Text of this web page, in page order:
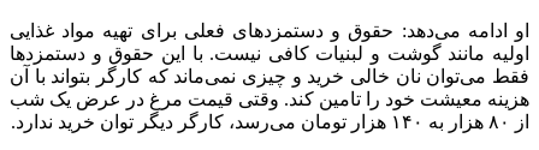
او ادامه می‌دهد: حقوق و دستمزدهای فعلی برای تهیه مواد غذایی
اولیه مانند گوشت و لبنیات کافی نیست. با این حقوق و دستمزدها
فقط می‌توان نان خالی خرید و چیزی نمی‌ماند که کارگر بتواند با آن
هزینه معیشت خود را تامین کند. وقتی قیمت مرغ در عرض یک شب
از ۸۰ هزار به ۱۴۰ هزار تومان می‌رسد، کارگر دیگر توان خرید ندارد.